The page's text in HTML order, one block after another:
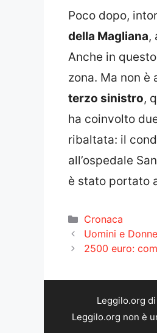
Poco dopo,
della Magliana,
Anche in
zona. Ma non
terzo sinistro,
ha coinvolto
ribaltata: il
all’ospedale
è stato portato
Categorie
Cronaca
Uomini e
2500 euro:
Leggilo.org
Leggilo.org non è